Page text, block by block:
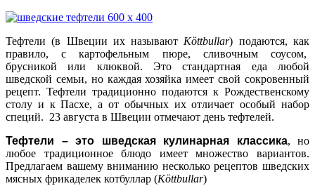
Тефтели (в Швеции их называют Köttbullar) подаются, как
правило, с картофельным пюре, сливочным соусом,
брусникой или клюквой. Это стандартная еда любой
шведской семьи, но каждая хозяйка имеет свой сокровенный
рецепт. Тефтели традиционно подаются к Рождественскому
столу и к Пасхе, а от обычных их отличает особый набор
специй. 23 августа в Швеции отмечают день тефтелей.
Тефтели – это шведская кулинарная классика, но
любое традиционное блюдо имеет множество вариантов.
Предлагаем вашему вниманию несколько рецептов шведских
мясных фрикаделек котбуллар (Köttbullar)